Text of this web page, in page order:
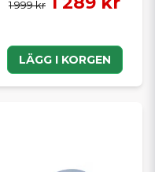
1 999 kr
LÄGG I KORGEN